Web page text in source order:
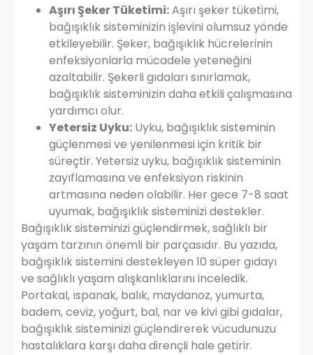
Aşırı Şeker Tüketimi:Aşırı şeker tüketimi,
bağışıklık sisteminizin işlevini olumsuz yönde
etkileyebilir. Şeker, bağışıklık hücrelerinin
enfeksiyonlarla mücadele yeteneğini
azaltabilir. Şekerli gıdaları sınırlamak,
bağışıklık sisteminizin daha etkili çalışmasına
yardımcı olur.
Yetersiz Uyku: Uyku, bağışıklık sisteminin
güçlenmesi ve yenilenmesi için kritik bir
süreçtir. Yetersiz uyku, bağışıklık sisteminin
zayıflamasına ve enfeksiyon riskinin
artmasına neden olabilir. Her gece 7-8 saat
uyumak, bağışıklık sisteminizi destekler.
Bağışıklık sisteminizi güçlendirmek, sağlıklı bir
yaşam tarzının önemli bir parçasıdır. Bu yazıda,
bağışıklık sistemini destekleyen 10 süper gıdayı
ve sağlıklı yaşam alışkanlıklarını inceledik.
Portakal, ıspanak, balık, maydanoz, yumurta,
badem, ceviz, yoğurt, bal, nar ve kivi gibi gıdalar,
bağışıklık sisteminizi güçlendirerek vücudunuzu
hastalıklara karşı daha dirençli hale getirir.